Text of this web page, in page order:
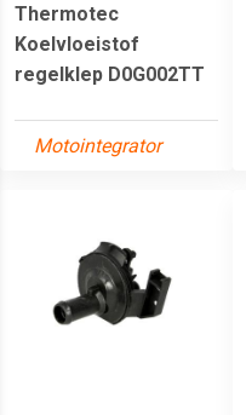
Thermotec
Koelvloeistof
regelklep D0G002TT
Motointegrator